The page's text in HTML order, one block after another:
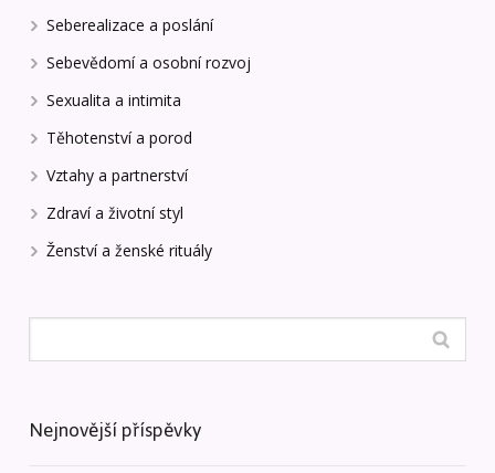
Seberealizace a poslání
Sebevědomí a osobní rozvoj
Sexualita a intimita
Těhotenství a porod
Vztahy a partnerství
Zdraví a životní styl
Ženství a ženské rituály
Nejnovější příspěvky